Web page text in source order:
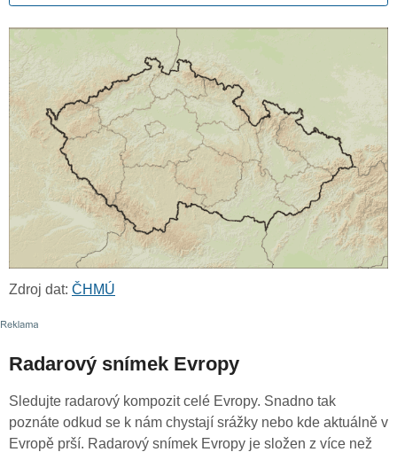
Zdroj dat: ČHMÚ
Radarový snímek Evropy
Sledujte radarový kompozit celé Evropy. Snadno tak
poznáte odkud se k nám chystají srážky nebo kde aktuálně v
Evropě prší. Radarový snímek Evropy je složen z více než